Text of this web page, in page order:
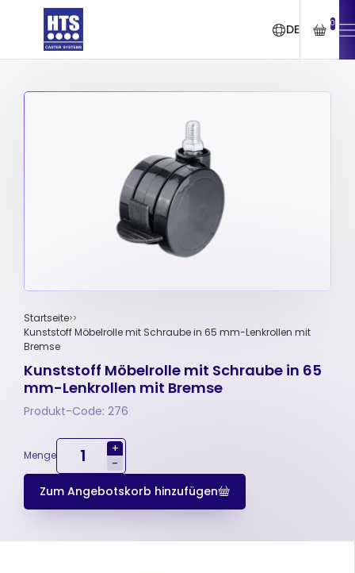
DE 0
Startseite
Kunststoff Möbelrolle mit Schraube in 65 mm-Lenkrollen mit
Bremse
Kunststoff Möbelrolle mit Schraube in 65
mm-Lenkrollen mit Bremse
Produkt-Code: 276
Menge
+
-
Zum Angebotskorb hinzufügen